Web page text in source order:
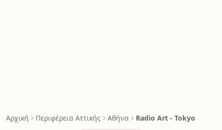
Αρχική Περιφέρεια Αττικής Αθήνα Radio Art - Tokyo